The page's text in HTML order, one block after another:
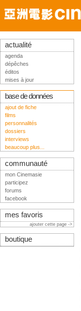
actualité
agenda
dépêches
éditos
mises à jour
base de données
ajout de fiche
films
personnalités
dossiers
interviews
beaucoup plus...
communauté
mon Cinemasie
participez
forums
facebook
mes favoris
ajouter cette page ->
boutique